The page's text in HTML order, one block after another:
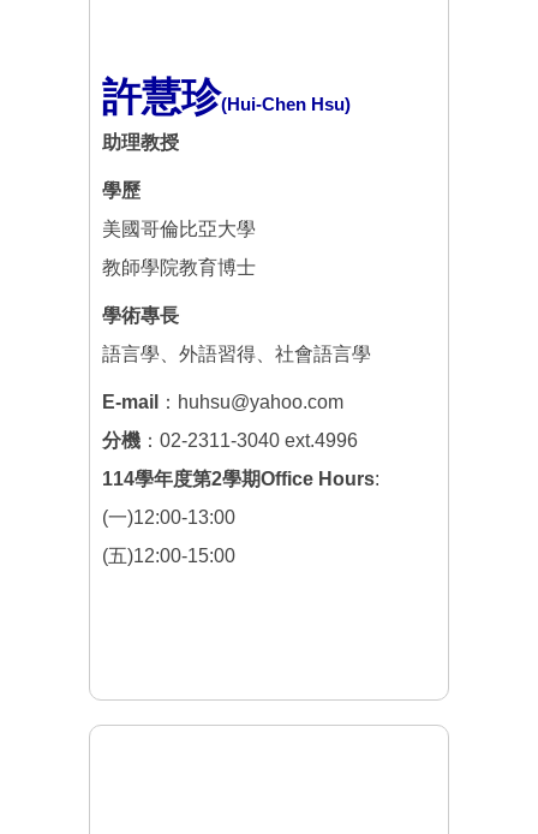
許慧珍(Hui-Chen Hsu)
助理教授
學歷
美國哥倫比亞大學
教師學院教育博士
學術專長
語言學、外語習得、社會語言學
E-mail
：huhsu@yahoo.com
分機 ：02-2311-3040 ext.4996
114學年度第2學期Office Hours:
(一)12:00-13:00
(五)12:00-15:00